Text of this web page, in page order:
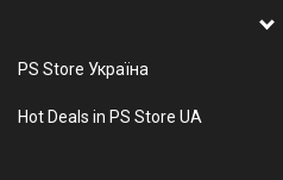
PS Store Україна
Hot Deals in PS Store UA